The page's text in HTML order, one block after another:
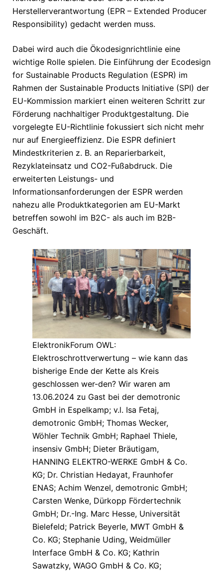
Herstellerverantwortung (EPR – Extended Producer
Responsibility) gedacht werden muss.
Dabei wird auch die Ökodesignrichtlinie eine
wichtige Rolle spielen. Die Einführung der Ecodesign
for Sustainable Products Regulation (ESPR) im
Rahmen der Sustainable Products Initiative (SPI) der
EU-Kommission markiert einen weiteren Schritt zur
Förderung nachhaltiger Produktgestaltung. Die
vorgelegte EU-Richtlinie fokussiert sich nicht mehr
nur auf Energieeffizienz. Die ESPR definiert
Mindestkriterien z. B. an Reparierbarkeit,
Rezyklateinsatz und CO2-Fußabdruck. Die
erweiterten Leistungs- und
Informationsanforderungen der ESPR werden
nahezu alle Produktkategorien am EU-Markt
betreffen sowohl im B2C- als auch im B2B-
Geschäft.
ElektronikForum OWL:
Elektroschrottverwertung – wie kann das
bisherige Ende der Kette als Kreis
geschlossen wer-den? Wir waren am
13.06.2024 zu Gast bei der demotronic
GmbH in Espelkamp; v.l. Isa Fetaj,
demotronic GmbH; Thomas Wecker,
Wöhler Technik GmbH; Raphael Thiele,
insensiv GmbH; Dieter Bräutigam,
HANNING ELEKTRO-WERKE GmbH & Co.
KG; Dr. Christian Hedayat, Fraunhofer
ENAS; Achim Wenzel, demotronic GmbH;
Carsten Wenke, Dürkopp Fördertechnik
GmbH; Dr.-Ing. Marc Hesse, Universität
Bielefeld; Patrick Beyerle, MWT GmbH &
Co. KG; Stephanie Uding, Weidmüller
Interface GmbH & Co. KG; Kathrin
Sawatzky, WAGO GmbH & Co. KG;